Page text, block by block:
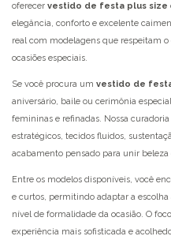
oferecer vestido de festa plus size
elegância, conforto e excelente
real com modelagens que respeitam
ocasiões especiais.
Se você procura um vestido de
aniversário, baile ou cerimônia
femininas e refinadas. Nossa
estratégicos, tecidos fluidos,
acabamento pensado para unir beleza
Entre os modelos disponíveis, você
e curtos, permitindo adaptar a escolha
nível de formalidade da ocasião. O
experiência mais sofisticada e